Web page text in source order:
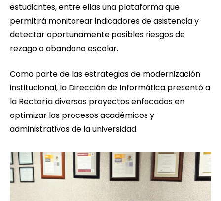
estudiantes, entre ellas una plataforma que
permitirá monitorear indicadores de asistencia y
detectar oportunamente posibles riesgos de
rezago o abandono escolar.
Como parte de las estrategias de modernización
institucional, la Dirección de Informática presentó a
la Rectoría diversos proyectos enfocados en
optimizar los procesos académicos y
administrativos de la universidad.